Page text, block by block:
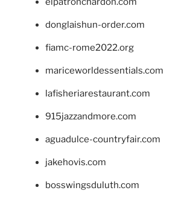
donglaishun-order.com
fiamc-rome2022.org
mariceworldessentials.com
lafisheriarestaurant.com
915jazzandmore.com
aguadulce-countryfair.com
jakehovis.com
bosswingsduluth.com